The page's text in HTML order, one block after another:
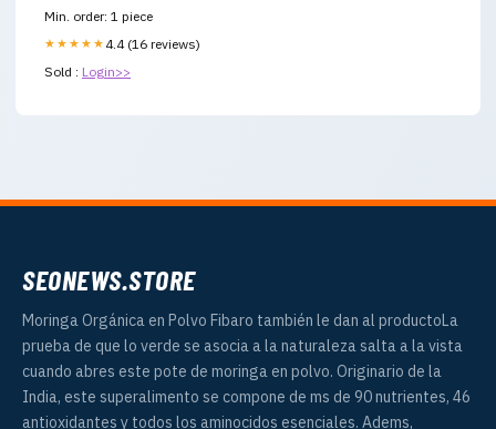
Studied Ingredients
Min. order: 1 piece
★★★★★ 4.4 (16 reviews)
Sold : Login>>
SEONEWS.STORE
Moringa Orgánica en Polvo Fibaro también le dan al productoLa
prueba de que lo verde se asocia a la naturaleza salta a la vista
cuando abres este pote de moringa en polvo. Originario de la
India, este superalimento se compone de ms de 90 nutrientes, 46
antioxidantes y todos los aminocidos esenciales. Adems,